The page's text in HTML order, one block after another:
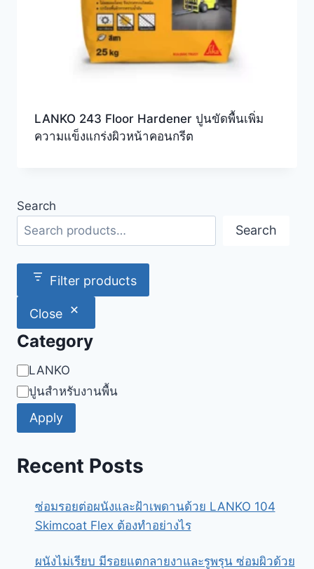
LANKO 243 Floor Hardener ปูนขัดพื้นเพิ่ม
ความแข็งแกร่งผิวหน้าคอนกรีต
Search
Search
Filter products
Close
Category
Category
LANKO
ปูนสำหรับงานพื้น
Apply
Recent Posts
ซ่อมรอยต่อผนังและฝ้าเพดานด้วย LANKO 104
Skimcoat Flex ต้องทำอย่างไร
ผนังไม่เรียบ มีรอยแตกลายงาและรูพรุน ซ่อมผิวด้วย